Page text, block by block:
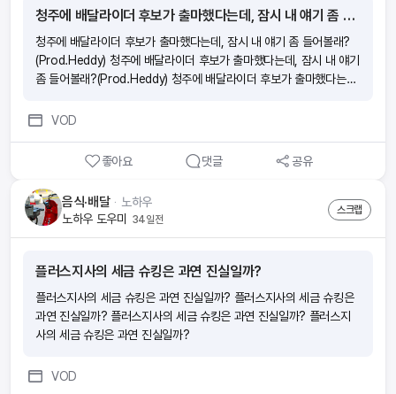
격입니다!
청주에 배달라이더 후보가 출마했다는데, 잠시 내 얘기 좀 들어볼래?(Prod.Heddy)
청주에 배달라이더 후보가 출마했다는데, 잠시 내 얘기 좀 들어볼래?
(Prod.Heddy) 청주에 배달라이더 후보가 출마했다는데, 잠시 내 얘기
좀 들어볼래?(Prod.Heddy) 청주에 배달라이더 후보가 출마했다는데,
출마했다는데, 잠시 내 얘기 좀 들어볼래?(Prod.Heddy)
VOD
좋아요 댓글 공유
음식·배달ᆞ 노하우
노하우 도우미 34일전
스크랩
플러스지사의 세금 슈킹은 과연 진실일까?
플러스지사의 세금 슈킹은 과연 진실일까? 플러스지사의 세금 슈킹은
과연 진실일까? 플러스지사의 세금 슈킹은 과연 진실일까? 플러스지
사의 세금 슈킹은 과연 진실일까?
VOD